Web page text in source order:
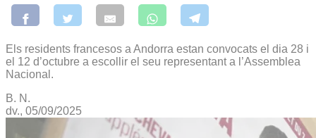
Els residents francesos a Andorra estan convocats el dia 28 i
el 12 d’octubre a escollir el seu representant a l’Assemblea
Nacional.
B. N.
dv., 05/09/2025